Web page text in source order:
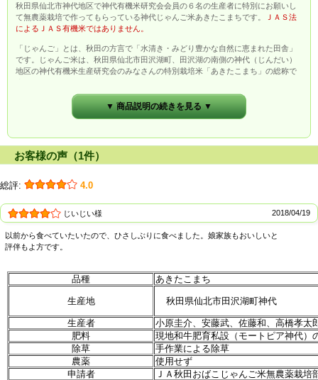
秋田県仙北市神代地区で神代有機米研究会会員の６名の生産者に特別にお願いし
て無農薬栽培で作ってもらっている神代じゃんご米あきたこまちです。
ＪＡＳ法
によるＪＡＳ有機米ではありません。
「じゃんご」とは、秋田の方言で「水清き・みどり豊かな自然に恵まれた田舎」
です。じゃんご米は、秋田県仙北市田沢湖町、田沢湖の南側の神代（じんだい）
地区の神代有機米生産研究会のみなさんの特別栽培米「あきたこまち」の総称で
【生産者より】
「まんず、なんぼ取ってもまたヒエ見えるでや！」除草機押しに腰をのしのし手
取り除草、田植えから水管理と慣行栽培よりてまがかかりますが消費者の皆様が
喜んでくださる顔を思い浮かべながら頑張っています。真心込めて育てたじゃん
ご米あきたこまち、ぜひご賞味ください！
▼ 商品説明の続きを見る ▼
お客様の声（1件）
総評: 4.0
じいじい様 2018/04/19
以前から食べていたいたので、ひさしぶりに食べました。娘家族もおいしいと
評伴もよ方です。
品種 あきたこまち
生産地 秋田県仙北市田沢湖町神代
生産者
小原圭介、安藤武、佐藤和、高橋孝太
肥料
現地和牛肥育私設（モートピア神代）
除草
手作業による除草
農薬
使用せず
申請者
ＪＡ秋田おばこじゃんご米無農薬栽培